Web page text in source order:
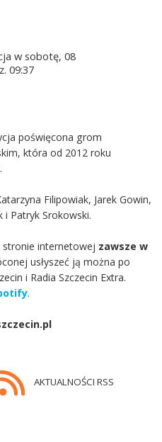
w sobotę, 08
09:37
poświęcona grom
która od 2012 roku
Filipowiak, Jarek Gowin,
i Patryk Srokowski.
internetowej zawsze w
usłyszeć ją można po
i Radia Szczecin Extra.
.
AKTUALNOŚCI RSS